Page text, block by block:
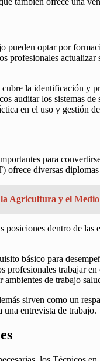
optar por
la identificación y
auditar los sistemas
en el uso y gestión
para
diversas
Agricultura y el
dentro de
básico para
profesionales trabajar
ambientes de trabajo
sirven como un
entrevista de trabajo.